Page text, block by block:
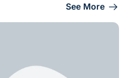
See More